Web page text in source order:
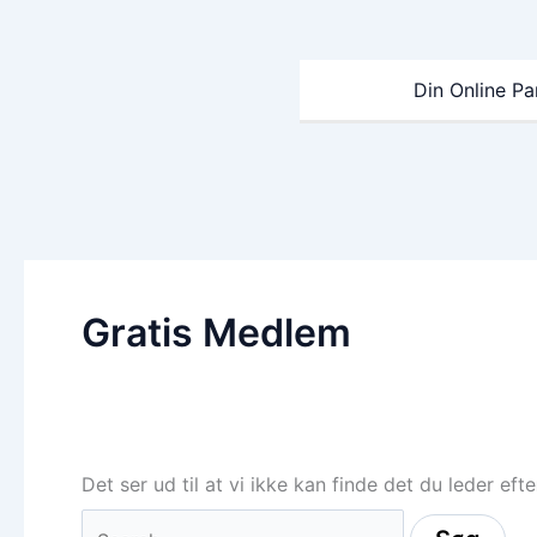
Din Online
Gratis Medlem
Det ser ud til at vi ikke kan finde det du leder